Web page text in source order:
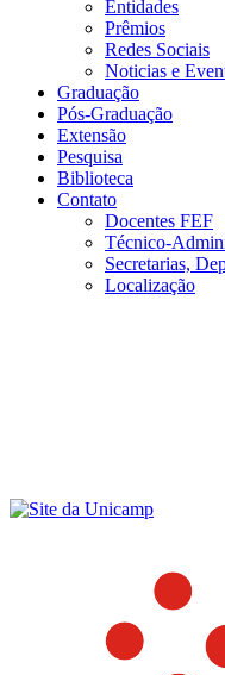
Entidades
Prêmios
Redes Sociais
Noticias e
Graduação
Pós-Graduação
Extensão
Pesquisa
Biblioteca
Contato
Docentes FEF
Técnico-
Secretarias,
Localização